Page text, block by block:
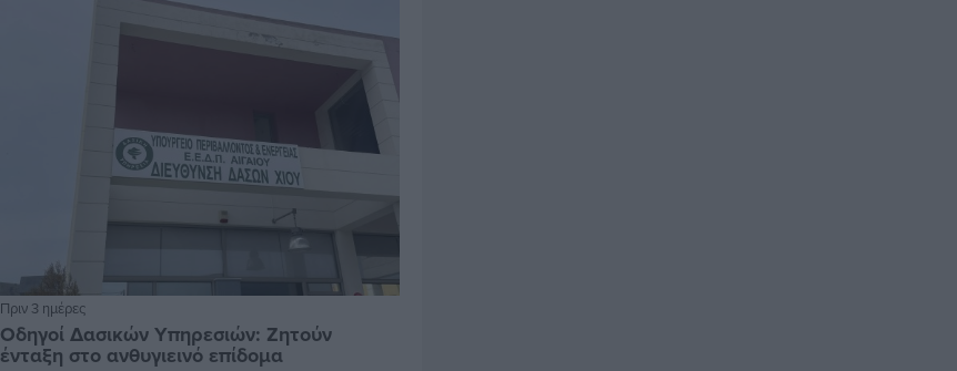
Πριν 3 ημέρες
Οδηγοί Δασικών Υπηρεσιών: Ζητούν
ένταξη στο ανθυγιεινό επίδομα